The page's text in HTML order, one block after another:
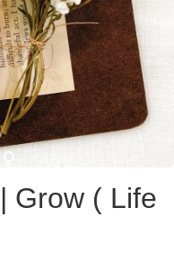
Grow ( Life